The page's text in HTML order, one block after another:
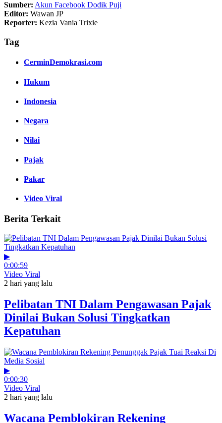
Sumber: Akun Facebook Dodik Puji
Editor: Wawan JP
Reporter: Kezia Vania Trixie
Tag
CerminDemokrasi.com
Hukum
Indonesia
Negara
Nilai
Pajak
Pakar
Video Viral
Berita Terkait
▶
0:00:59
Video Viral
2 hari yang lalu
Pelibatan TNI Dalam Pengawasan Pajak
Dinilai Bukan Solusi Tingkatkan
Kepatuhan
▶
0:00:30
Video Viral
2 hari yang lalu
Wacana Pemblokiran Rekening